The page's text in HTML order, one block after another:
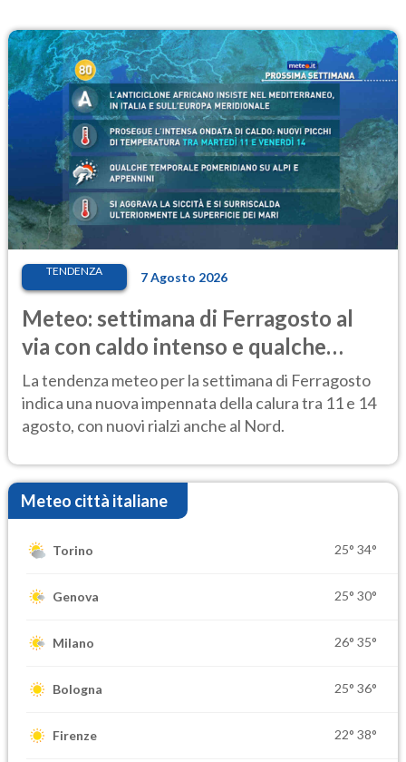
TENDENZA 7 Agosto 2026
Meteo: settimana di Ferragosto al
via con caldo intenso e qualche
temporale
La tendenza meteo per la settimana di Ferragosto
indica una nuova impennata della calura tra 11 e 14
agosto, con nuovi rialzi anche al Nord.
Meteo città italiane
Torino 25° 34°
Genova 25° 30°
Milano 26° 35°
Bologna 25° 36°
Firenze 22° 38°